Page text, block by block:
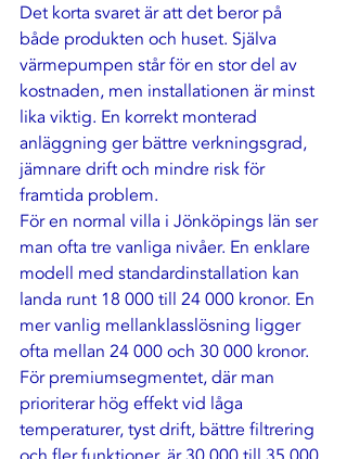
Det korta svaret är att det beror på
både produkten och huset. Själva
värmepumpen står för en stor del av
kostnaden, men installationen är minst
lika viktig. En korrekt monterad
anläggning ger bättre verkningsgrad,
jämnare drift och mindre risk för
framtida problem.
För en normal villa i Jönköpings län ser
man ofta tre vanliga nivåer. En enklare
modell med standardinstallation kan
landa runt 18 000 till 24 000 kronor. En
mer vanlig mellanklasslösning ligger
ofta mellan 24 000 och 30 000 kronor.
För premiumsegmentet, där man
prioriterar hög effekt vid låga
temperaturer, tyst drift, bättre filtrering